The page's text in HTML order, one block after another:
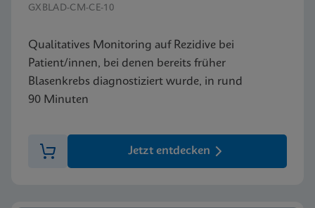
GXBLAD-CM-CE-10
Qualitatives Monitoring auf Rezidive bei
Patient/innen, bei denen bereits früher
Blasenkrebs diagnostiziert wurde, in rund
90 Minuten
Jetzt entdecken